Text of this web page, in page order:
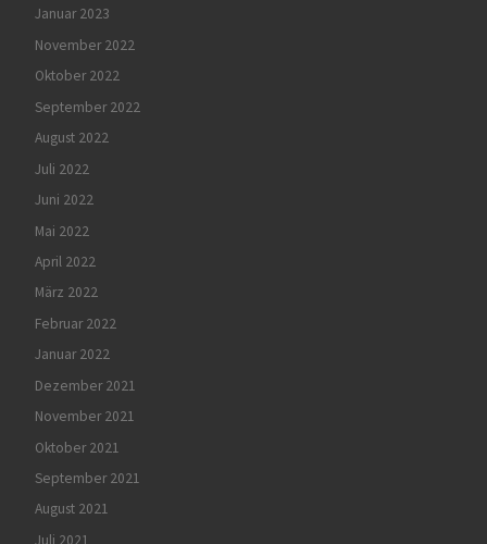
Januar 2023
November 2022
Oktober 2022
September 2022
August 2022
Juli 2022
Juni 2022
Mai 2022
April 2022
März 2022
Februar 2022
Januar 2022
Dezember 2021
November 2021
Oktober 2021
September 2021
August 2021
Juli 2021